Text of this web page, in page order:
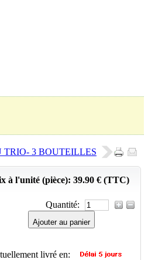
3 BOUTEILLES
à l'unité (pièce): 39.90 € (TTC)
Quantité:
Ajouter au panier
livré en: